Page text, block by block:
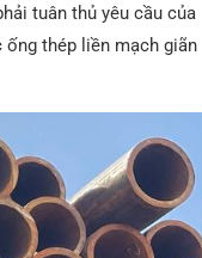
tuân thủ yêu cầu của
thép liền mạch giãn